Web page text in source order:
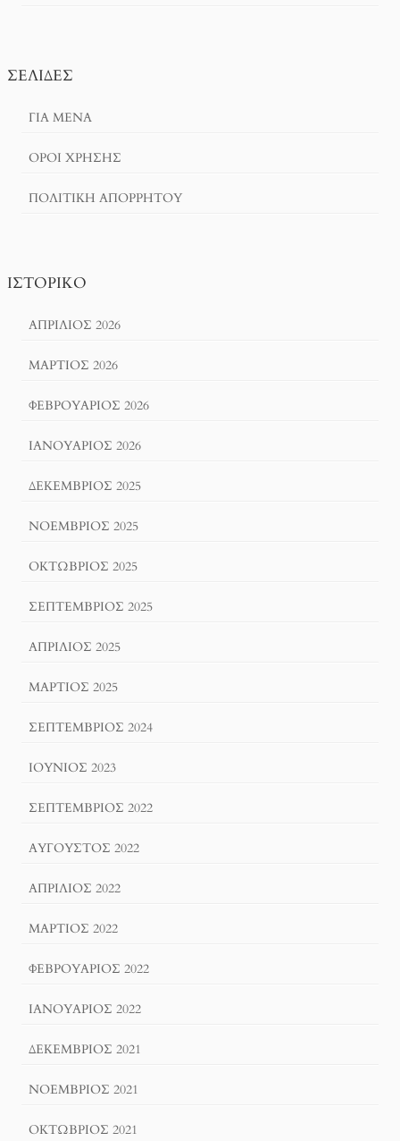
ΣΕΛΊΔΕΣ
ΓΙΑ ΜΕΝΑ
ΌΡΟΙ ΧΡΗΣΗΣ
ΠΟΛΙΤΙΚΉ ΑΠΟΡΡΉΤΟΥ
ΙΣΤΟΡΙΚΌ
ΑΠΡΊΛΙΟΣ 2026
ΜΆΡΤΙΟΣ 2026
ΦΕΒΡΟΥΆΡΙΟΣ 2026
ΙΑΝΟΥΆΡΙΟΣ 2026
ΔΕΚΈΜΒΡΙΟΣ 2025
ΝΟΈΜΒΡΙΟΣ 2025
ΟΚΤΏΒΡΙΟΣ 2025
ΣΕΠΤΈΜΒΡΙΟΣ 2025
ΑΠΡΊΛΙΟΣ 2025
ΜΆΡΤΙΟΣ 2025
ΣΕΠΤΈΜΒΡΙΟΣ 2024
ΙΟΎΝΙΟΣ 2023
ΣΕΠΤΈΜΒΡΙΟΣ 2022
ΑΎΓΟΥΣΤΟΣ 2022
ΑΠΡΊΛΙΟΣ 2022
ΜΆΡΤΙΟΣ 2022
ΦΕΒΡΟΥΆΡΙΟΣ 2022
ΙΑΝΟΥΆΡΙΟΣ 2022
ΔΕΚΈΜΒΡΙΟΣ 2021
ΝΟΈΜΒΡΙΟΣ 2021
ΟΚΤΏΒΡΙΟΣ 2021